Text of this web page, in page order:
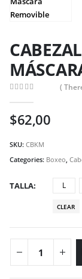
(
$62,00
SKU: CBKM
Categories: Boxeo,
TALLA L
CLEAR